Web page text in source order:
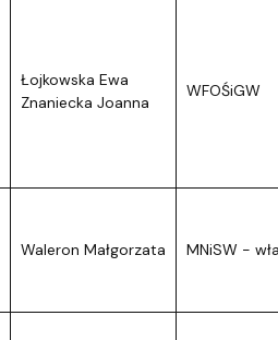
Łojkowska Ewa
Znaniecka Joanna
WFOŚiGW
Waleron Małgorzata MNiSW -